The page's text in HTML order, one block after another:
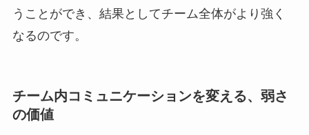
うことができ、結果としてチーム全体がより強く
なるのです。
チーム内コミュニケーションを変える、弱さ
の価値